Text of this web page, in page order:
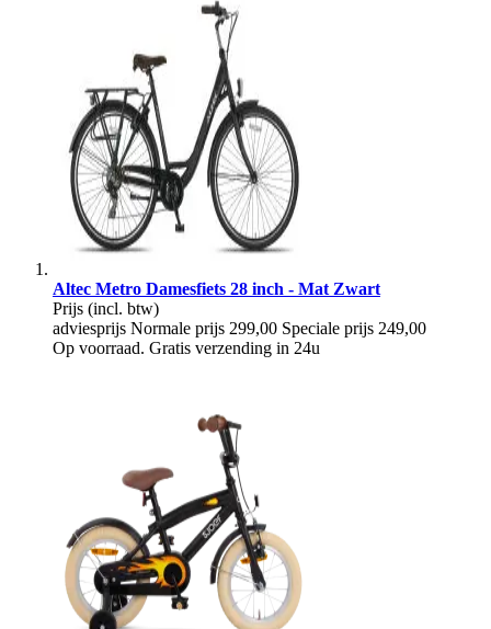
Altec Metro Damesfiets 28 inch - Mat Zwart
Prijs (incl. btw)
adviesprijs Normale prijs 299,00 Speciale prijs 249,00
Op voorraad. Gratis verzending in 24u